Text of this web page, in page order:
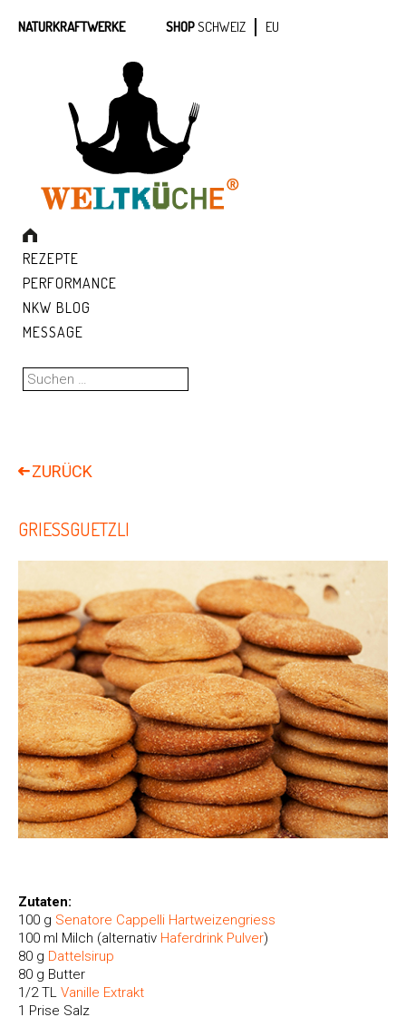
NATURKRAFTWERKE SHOPSCHWEIZ EU
REZEPTE
PERFORMANCE
NKW BLOG
MESSAGE
Suchen
nach:
GRIESSGUETZLI
Zutaten:
100 g Senatore Cappelli Hartweizengriess
100 ml Milch (alternativ Haferdrink Pulver)
80 g Dattelsirup
80 g Butter
1/2 TL Vanille Extrakt
1 Prise Salz